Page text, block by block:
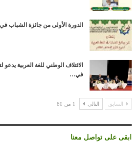
الدورة الأولى من جائزة الشباب في
الائتلاف الوطني للغة العربية يدعو
في…
السابق التالي 1 من 80
ابقى على تواصل معنا